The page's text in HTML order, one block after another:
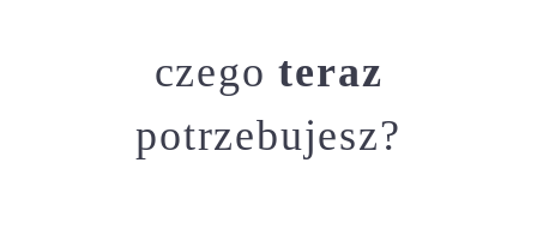
czegoteraz
potrzebujesz?